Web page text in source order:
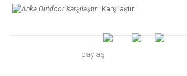
Karşılaştır
paylaş